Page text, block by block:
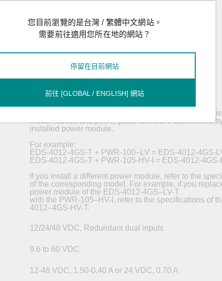
Turbo Ring, Master, Coupler, Reserve
2 removable 4-contact terminal block(s)
PWR-100–LV
The EDS-4012 Series supports modular power
model names and power parameters are determined
installed power module.
For example:
EDS-4012-4GS-T + PWR-100–LV = EDS-4012-4GS-
EDS-4012-4GS-T + PWR-105-HV-I = EDS-4012-4GS-
If you install a different power module, refer to the
of the corresponding model. For example, if you
power module of the EDS-4012-4GS–LV-T
with the PWR-105–HV-I, refer to the specifications of
4012–4GS-HV-T.
12/24/48 VDC, Redundant dual inputs
9.6 to 60 VDC
12-48 VDC, 1.50-0.40 A or 24 VDC, 0.70 A
您目前瀏覽的是台灣 / 繁體中文網站。
需要前往適用您所在地的網站？
停留在目前網站
前往 [GLOBAL / ENGLISH] 網站